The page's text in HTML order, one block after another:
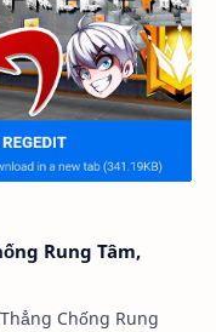
Rung Tâm,
Chống Rung